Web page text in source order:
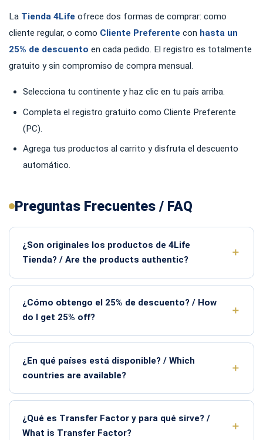
La Tienda 4Life ofrece dos formas de comprar: como
cliente regular, o como Cliente Preferente con hasta un
25% de descuento en cada pedido. El registro es totalmente
gratuito y sin compromiso de compra mensual.
Selecciona tu continente y haz clic en tu país arriba.
Completa el registro gratuito como Cliente Preferente
(PC).
Agrega tus productos al carrito y disfruta el descuento
automático.
Preguntas Frecuentes / FAQ
¿Son originales los productos de 4Life
Tienda? / Are the products authentic?
¿Cómo obtengo el 25% de descuento? / How
do I get 25% off?
¿En qué países está disponible? / Which
countries are available?
¿Qué es Transfer Factor y para qué sirve? /
What is Transfer Factor?